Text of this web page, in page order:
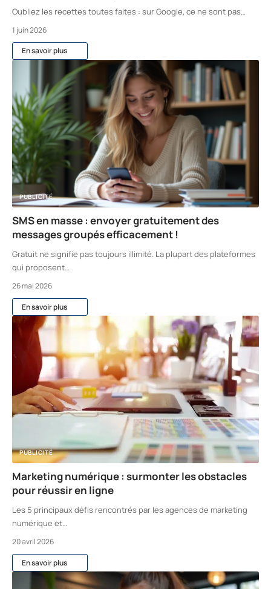
Oubliez les recettes toutes faites : sur Google, ce ne sont pas…
1 juin 2026
En savoir plus
PUBLICITÉ
SMS en masse : envoyer gratuitement des
messages groupés efficacement !
Gratuit ne signifie pas toujours illimité. La plupart des plateformes
qui proposent…
26 mai 2026
En savoir plus
PUBLICITÉ
Marketing numérique : surmonter les obstacles
pour réussir en ligne
Les 5 principaux défis rencontrés par les agences de marketing
numérique et…
20 avril 2026
En savoir plus